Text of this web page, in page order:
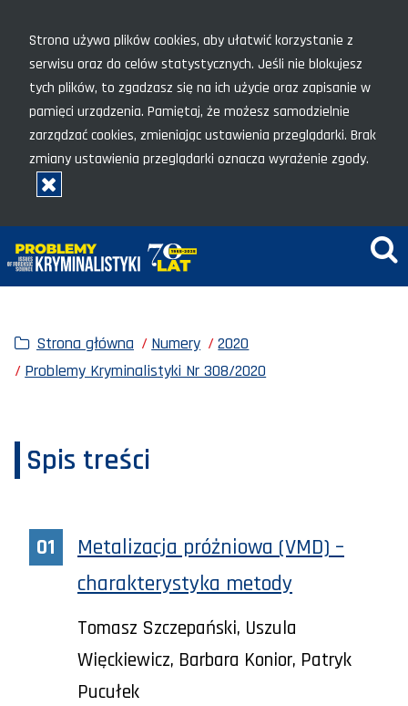
Strona używa plików cookies, aby ułatwić korzystanie z
serwisu oraz do celów statystycznych. Jeśli nie blokujesz
tych plików, to zgadzasz się na ich użycie oraz zapisanie w
pamięci urządzenia. Pamiętaj, że możesz samodzielnie
zarządzać cookies, zmieniając ustawienia przeglądarki. Brak
zmiany ustawienia przeglądarki oznacza wyrażenie zgody.
Rozumiem, zamknij okno
Strona główna Numery
2020
Problemy Kryminalistyki Nr 308/2020
Spis treści
Metalizacja próżniowa (VMD) –
charakterystyka metody
Tomasz Szczepański, Uszula
Więckiewicz, Barbara Konior, Patryk
Pucułek